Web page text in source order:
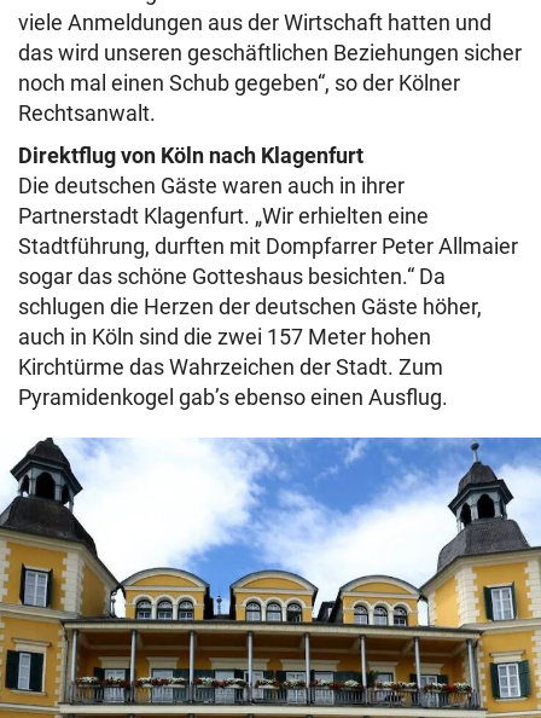
viele Anmeldungen aus der Wirtschaft hatten und
das wird unseren geschäftlichen Beziehungen sicher
noch mal einen Schub gegeben“, so der Kölner
Rechtsanwalt.
Direktflug von Köln nach Klagenfurt
Die deutschen Gäste waren auch in ihrer
Partnerstadt Klagenfurt. „Wir erhielten eine
Stadtführung, durften mit Dompfarrer Peter Allmaier
sogar das schöne Gotteshaus besichten.“ Da
schlugen die Herzen der deutschen Gäste höher,
auch in Köln sind die zwei 157 Meter hohen
Kirchtürme das Wahrzeichen der Stadt. Zum
Pyramidenkogel gab’s ebenso einen Ausflug.